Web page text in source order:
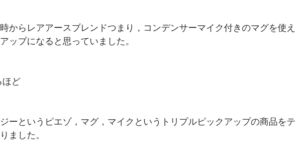
からレアアースブレンドつまり，コンデンサーマイク付きのマグを使え
ップになると思っていました。
ど
ーというピエゾ，マグ，マイクというトリプルピックアップの商品をテ
ました。